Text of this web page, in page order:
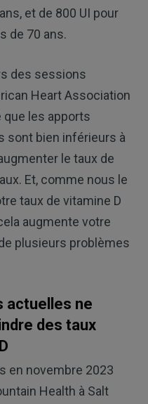
et de 800 UI pour
de 70 ans.
des sessions
Heart Association
que les apports
sont bien inférieurs à
le taux de
Et, comme nous le
taux de vitamine D
augmente votre
plusieurs problèmes
actuelles ne
des taux
en novembre 2023
Health à Salt